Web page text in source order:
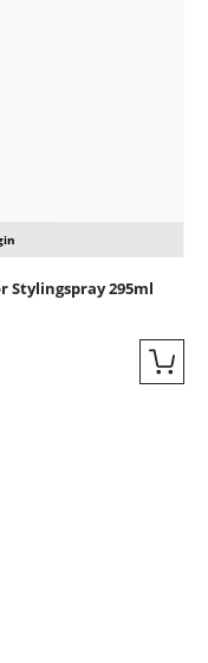
Stylingspray 295ml